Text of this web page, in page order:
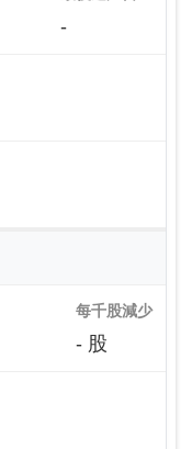
-
每千股減少
- 股